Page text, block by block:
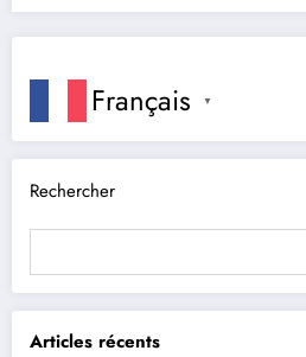
Français ▼
Rechercher
Articles récents